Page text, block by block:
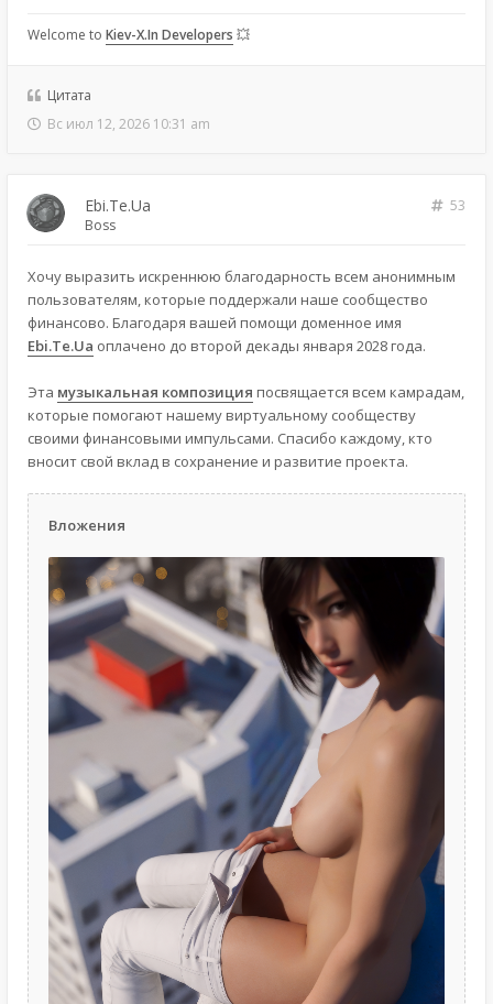
Welcome to Kiev-X.In Developers 💥
Цитата
Вс июл 12, 2026 10:31 am
Ebi.Te.Ua
53
Boss
Хочу выразить искреннюю благодарность всем анонимным
пользователям, которые поддержали наше сообщество
финансово. Благодаря вашей помощи доменное имя
Ebi.Te.Ua оплачено до второй декады января 2028 года.
Эта музыкальная композиция посвящается всем камрадам,
которые помогают нашему виртуальному сообществу
своими финансовыми импульсами. Спасибо каждому, кто
вносит свой вклад в сохранение и развитие проекта.
Вложения